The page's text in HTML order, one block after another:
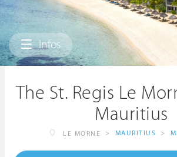
Infos
The St. Regis Le
Mauritius
LE MORNE > MAURITIUS >